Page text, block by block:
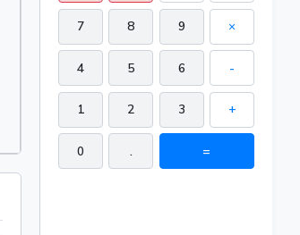
7 8 9 ×
4 5 6 -
1 2 3 +
0 . =